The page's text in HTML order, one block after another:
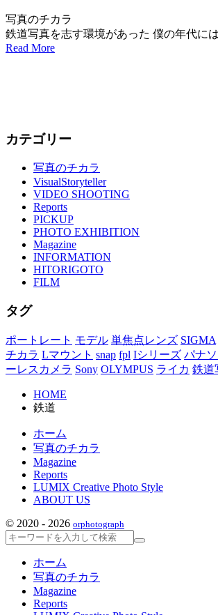
写真のチカラ
鉄道写真を志す環境があった 僕の年代に
Read More
カテゴリー
写真のチカラ
VisualStoryteller
VIDEO SHOOTING
Reports
PICKUP
PHOTO EXHIBITION
Magazine
INFORMATION
HITORIGOTO
FILM
タグ
ポートレート モデル 単焦点レンズ SIGMA
チカラ Lマウント snap fpl Iシリーズ パナ
ーレスカメラ Sony OLYMPUS ライカ 鉄道
HOME
鉄道
ホーム
写真のチカラ
Magazine
Reports
LUMIX Creative Photo Style
ABOUT US
© 2020 - 2026 orphotograph
検
ホーム
写真のチカラ
Magazine
Reports